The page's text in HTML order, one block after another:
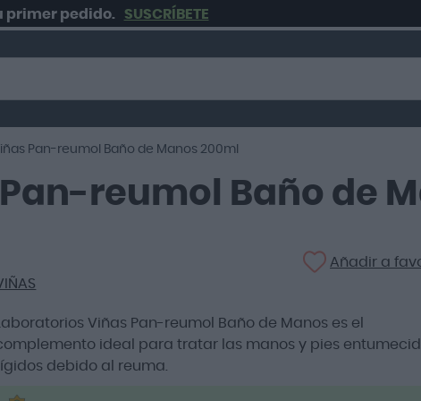
pedido. SUSCRÍBETE
Pan-reumol Baño de Manos 200ml
reumol Baño de
Añadir a
Viñas Pan-reumol Baño de Manos es el
ideal para tratar las manos y pies
debido al reuma.